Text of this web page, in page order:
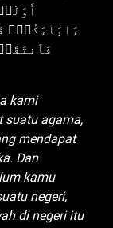
ءَابَآءَكُمۡۖ
kami
suatu agama,
mendapat
Dan
kamu
negeri,
di negeri itu